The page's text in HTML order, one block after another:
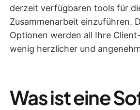
derzeit verfügbaren tools für
Zusammenarbeit einzuführen.
Optionen werden all Ihre
wenig herzlicher und
Was ist eine